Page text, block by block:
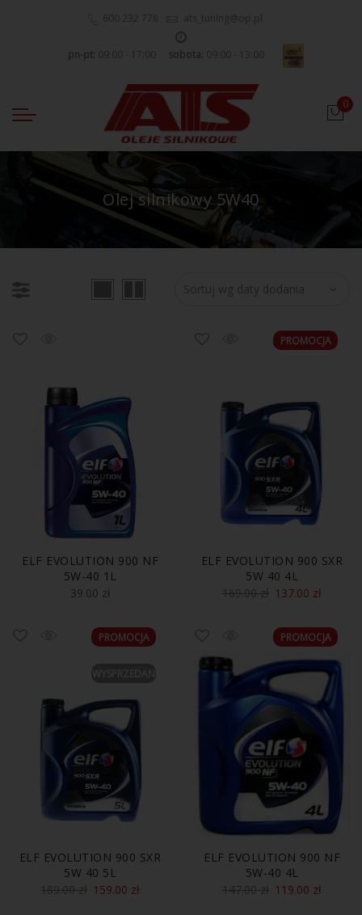
600 232 778 ats_tuning@op.pl
pn-pt: 09:00 - 17:00 sobota: 09:00 - 13:00
0
Olej silnikowy 5W40
ELF EVOLUTION 900 NF
5W-40 1L
39.00 zł
PROMOCJA
ELF EVOLUTION 900 SXR
5W 40 4L
169.00zł 137.00 zł
PROMOCJA
ELF EVOLUTION 900 SXR
5W 40 5L
189.00zł 159.00 zł
PROMOCJA
ELF EVOLUTION 900 NF
5W-40 4L
147.00zł 119.00 zł